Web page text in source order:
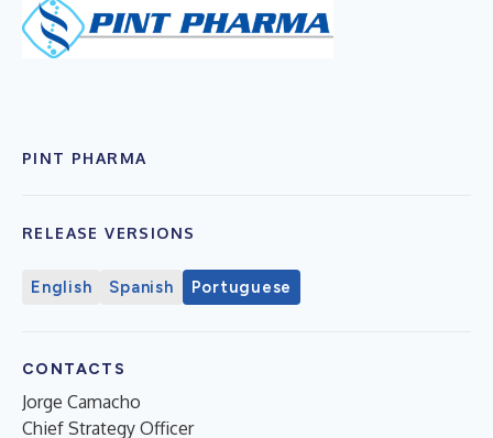
PINT PHARMA
RELEASE VERSIONS
English Spanish Portuguese
CONTACTS
Jorge Camacho
Chief Strategy Officer